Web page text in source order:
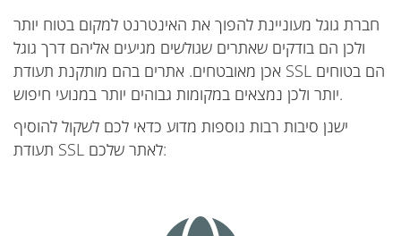
חברת גוגל מעוניינת להפוך את האינטרנט למקום בטוח יותר
ולכן הם בודקים שאתרים שגולשים מגיעים אליהם דרך גוגל
אכן מאובטחים. אתרים בהם מותקנת תעודת SSL הם בטוחים
יותר ולכן נמצאים במקומות גבוהים יותר במנועי חיפוש.
ישנן סיבות רבות נוספות מדוע כדאי לכם לשקול להוסיף
תעודת SSL לאתר שלכם: